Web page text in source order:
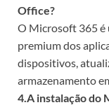
Office?
O Microsoft 365 é
premium dos
dispositivos,
armazenamento
4.A instalação